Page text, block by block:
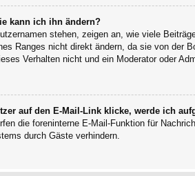
kann ich ihn ändern?
stehen, zeigen an, wie viele
Ranges nicht direkt ändern, da sie von der
Verhalten nicht und ein Moderator oder
auf den E-Mail-Link klicke, werde ich
die foreninterne E-Mail-Funktion für
durch Gäste verhindern.